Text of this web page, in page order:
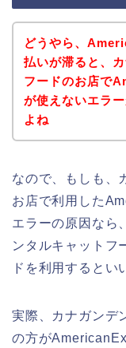
どうやら、
払いが滞ると、
フードのお店で
が使えないエラ
よね
なので、もしも、
お店で利用した
エラーの原因なら
ンタルキャットフ
ドを利用するとい
実際、カナガンデ
の方が